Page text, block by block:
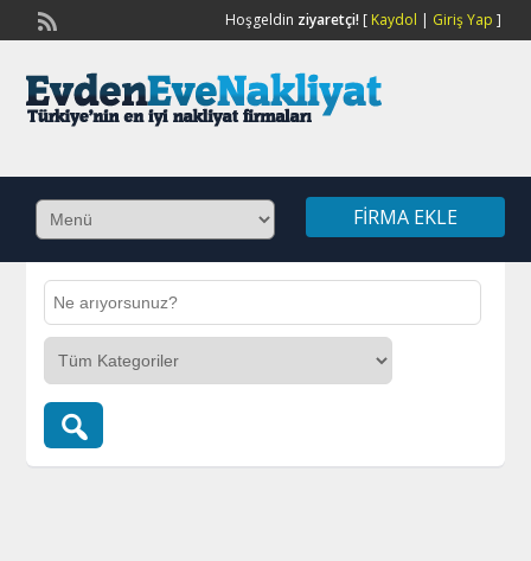
Hoşgeldin ziyaretçi![ Kaydol | Giriş Yap ]
FIRMA EKLE